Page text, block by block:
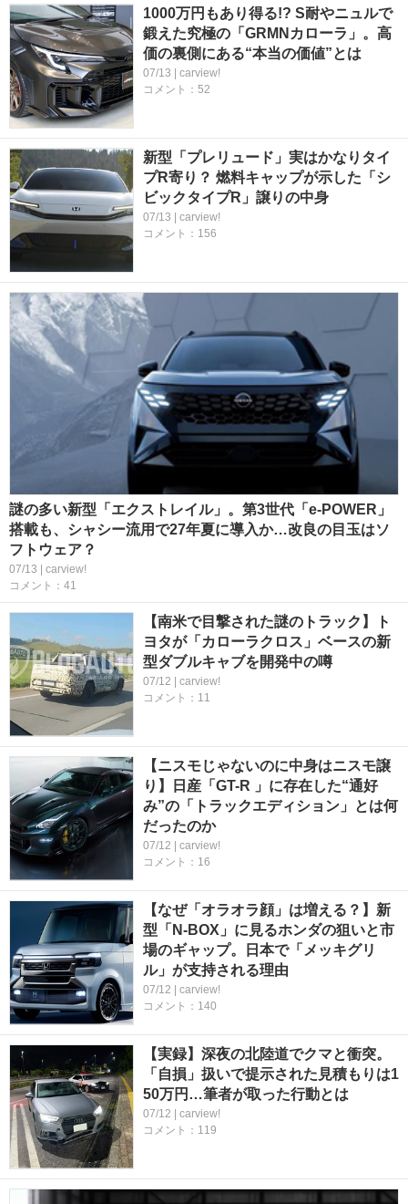
1000万円もあり得る!? S耐やニュルで
鍛えた究極の「GRMNカローラ」。高
価の裏側にある“本当の価値”とは
07/13 | carview!
コメント：52
新型「プレリュード」実はかなりタイ
プR寄り？ 燃料キャップが示した「シ
ビックタイプR」譲りの中身
07/13 | carview!
コメント：156
謎の多い新型「エクストレイル」。第3世代「e-POWER」
搭載も、シャシー流用で27年夏に導入か…改良の目玉はソ
フトウェア？
07/13 | carview!
コメント：41
【南米で目撃された謎のトラック】ト
ヨタが「カローラクロス」ベースの新
型ダブルキャブを開発中の噂
07/12 | carview!
コメント：11
【ニスモじゃないのに中身はニスモ譲
り】日産「GT-R 」に存在した“通好
み”の「トラックエディション」とは何
だったのか
07/12 | carview!
コメント：16
【なぜ「オラオラ顔」は増える？】新
型「N-BOX」に見るホンダの狙いと市
場のギャップ。日本で「メッキグリ
ル」が支持される理由
07/12 | carview!
コメント：140
【実録】深夜の北陸道でクマと衝突。
「自損」扱いで提示された見積もりは1
50万円…筆者が取った行動とは
07/12 | carview!
コメント：119